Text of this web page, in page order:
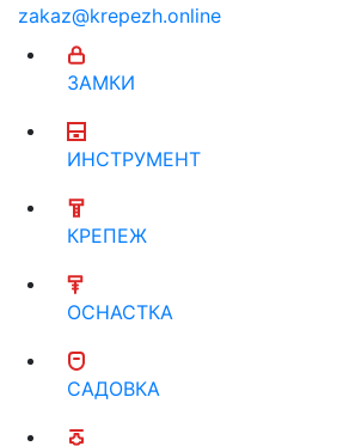
zakaz@krepezh.online
ЗАМКИ
ИНСТРУМЕНТ
КРЕПЕЖ
ОСНАСТКА
САДОВКА